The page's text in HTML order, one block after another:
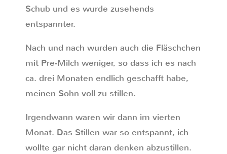
Schub und es wurde zusehends
entspannter.
Nach und nach wurden auch die Fläschchen
mit Pre-Milch weniger, so dass ich es nach
ca. drei Monaten endlich geschafft habe,
meinen Sohn voll zu stillen.
Irgendwann waren wir dann im vierten
Monat. Das Stillen war so entspannt, ich
wollte gar nicht daran denken abzustillen.